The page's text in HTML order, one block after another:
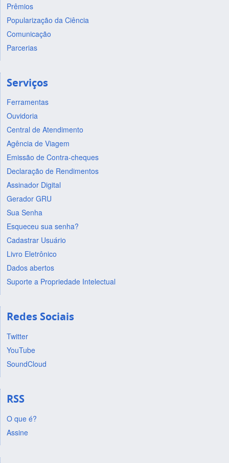
Prêmios
Popularização da Ciência
Comunicação
Parcerias
Serviços
Ferramentas
Ouvidoria
Central de Atendimento
Agência de Viagem
Emissão de Contra-cheques
Declaração de Rendimentos
Assinador Digital
Gerador GRU
Sua Senha
Esqueceu sua senha?
Cadastrar Usuário
Livro Eletrônico
Dados abertos
Suporte a Propriedade Intelectual
Redes Sociais
Twitter
YouTube
SoundCloud
RSS
O que é?
Assine